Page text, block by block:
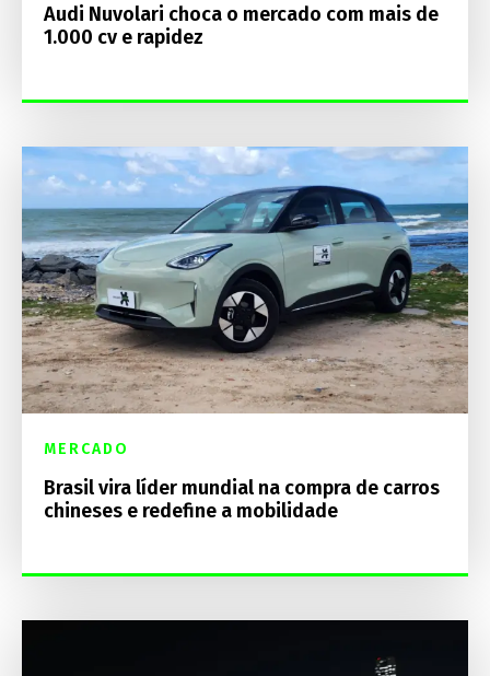
Audi Nuvolari choca o mercado com mais de
1.000 cv e rapidez
MERCADO
Brasil vira líder mundial na compra de carros
chineses e redefine a mobilidade